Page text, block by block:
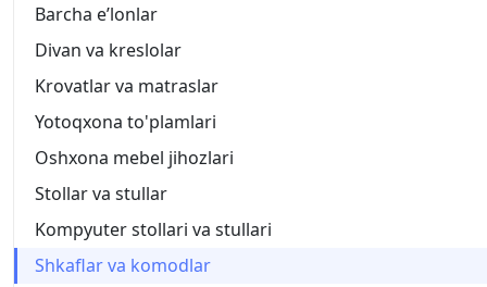
Barcha eʼlonlar
Divan va kreslolar
Krovatlar va matraslar
Yotoqxona to'plamlari
Oshxona mebel jihozlari
Stollar va stullar
Kompyuter stollari va stullari
Shkaflar va komodlar